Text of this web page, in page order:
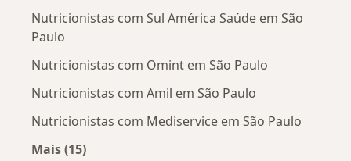
Nutricionistas com Sul América Saúde em São
Paulo
Nutricionistas com Omint em São Paulo
Nutricionistas com Amil em São Paulo
Nutricionistas com Mediservice em São Paulo
Mais (15)